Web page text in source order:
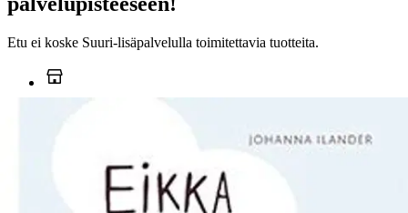
Etu ei koske Suuri‑lisäpalvelulla toimitettavia tuotteita.
Ei saatavilla